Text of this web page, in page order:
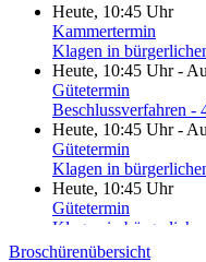
Heute, 10:45 Uhr
Kammertermin
Klagen in
Heute, 10:45 Uhr-
Gütetermin
Beschlussverfahren -
Heute, 10:45 Uhr-
Gütetermin
Klagen in
Heute, 10:45 Uhr
Gütetermin
Klagen in
Heute, 10:45 Uhr
Broschürenübersicht